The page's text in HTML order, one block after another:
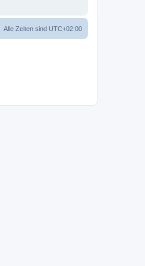
Alle Zeiten sind UTC+02:00